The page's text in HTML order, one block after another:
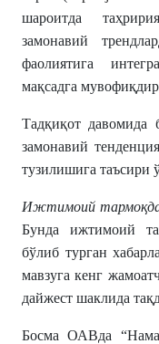
шароитда
замонавий
фаолиятига
мақсадга
Тадқиқот давомида
замонавий
тузилишига таъсири
Ижтимоий
Бунда ижтимоий
бўлиб турган
мавзуга кенг
дайжест шаклида
Босма ОАВда